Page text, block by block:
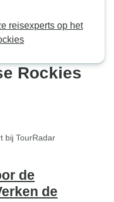
reisexperts op het
Rockies
bij TourRadar
de
de